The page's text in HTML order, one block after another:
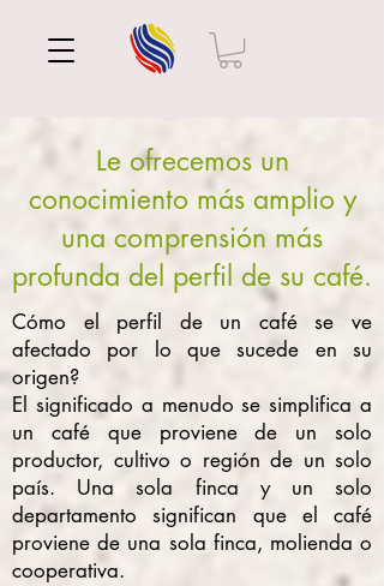
Le ofrecemos un
conocimiento más amplio y
una comprensión más
profunda del perfil de su café.
Cómo el perfil de un café se ve
afectado por lo que sucede en su
origen?
El significado a menudo se simplifica a
un café que proviene de un solo
productor, cultivo o región de un solo
país. Una sola finca y un solo
departamento significan que el café
proviene de una sola finca, molienda o
cooperativa.